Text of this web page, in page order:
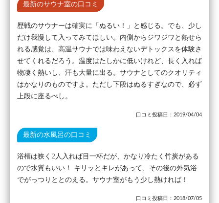
最新のサウナ室の口コミ
歴戦のサウナーは確実に「ぬるい！」と感じる。でも、少し
だけ我慢して入ってみてほしい。内側からジワジワと熱せら
れる感覚は、高温サウナでは味わえないデトックスを体験さ
せてくれるだろう。温度はたしかに低いけれど、長く入れば
物凄く熱いし、汗も大量に出る。サウナとしてのクオリティ
はかなりのものですよ。ただし下段はぬるすぎなので、必ず
上段に座るべし。
口コミ投稿日：2019/04/04
最新の水風呂の口コミ
浴槽は狭く2人入れば目一杯だが、かなり冷たく竹炭がある
ので水質もいい！ キリッとキレがあって、その後の外気浴
でがっつりととのえる。サウナ室がもう少し熱ければ！
口コミ投稿日：2018/07/05